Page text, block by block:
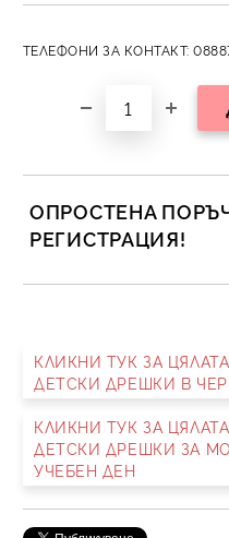
ТЕЛЕФОНИ ЗА КОНТАКТ:
ОПРОСТЕНА
РЕГИСТРАЦИЯ!
Ние ще се свържем с вас
КЛИКНИ ТУК ЗА
ДЕТСКИ ДРЕШКИ В
КЛИКНИ ТУК ЗА
ДЕТСКИ ДРЕШКИ ЗА
УЧЕБЕН ДЕН